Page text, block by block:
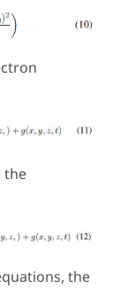
the
the